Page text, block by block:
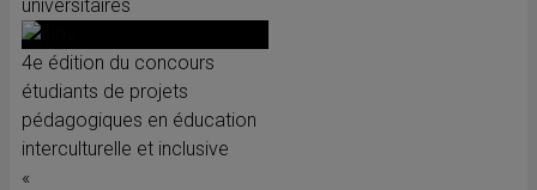
universitaires
4e édition du concours
étudiants de projets
pédagogiques en éducation
interculturelle et inclusive
«